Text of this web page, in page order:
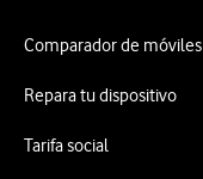
Comparador de móviles
Repara tu dispositivo
Tarifa social